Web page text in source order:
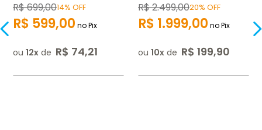
R$699,0014% OFF
R$ 599,00 no Pix
ou 12 de R$ 74,21
R$2.499,0020% OFF
R$ 1.999,00 no Pix
ou 10 de R$ 199,90